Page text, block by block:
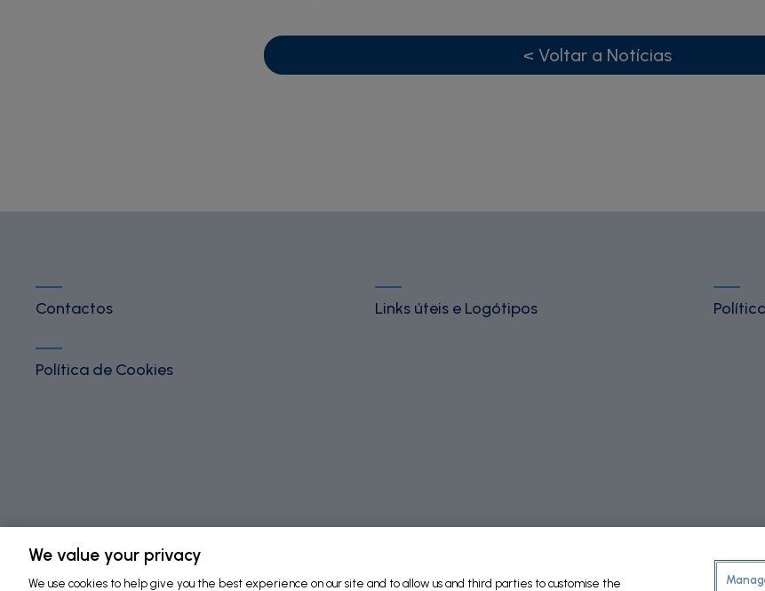
< Voltar a Notícias
Contactos Links úteis e Logótipos
Política de Cookies
We value your privacy
We use cookies to help give you the best experience on our site and to allow us and third parties to customise the